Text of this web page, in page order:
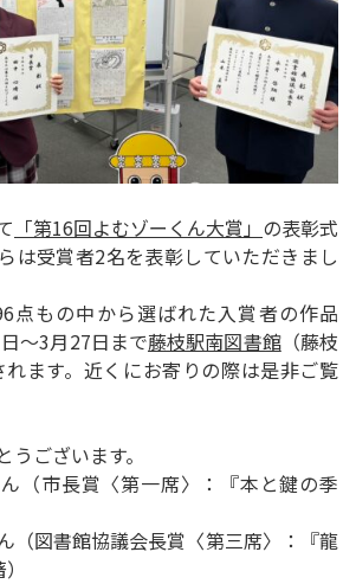
「第16回よむゾーくん大賞」 の表彰式
は受賞者2名を表彰していただきまし
点もの中から選ばれた入賞者の作品
～3月27日まで藤枝駅南図書館（藤枝
ます。近くにお寄りの際は是非ご覧
うございます。
（市長賞〈第一席〉：『本と鍵の季
（図書館協議会長賞〈第三席〉：『龍